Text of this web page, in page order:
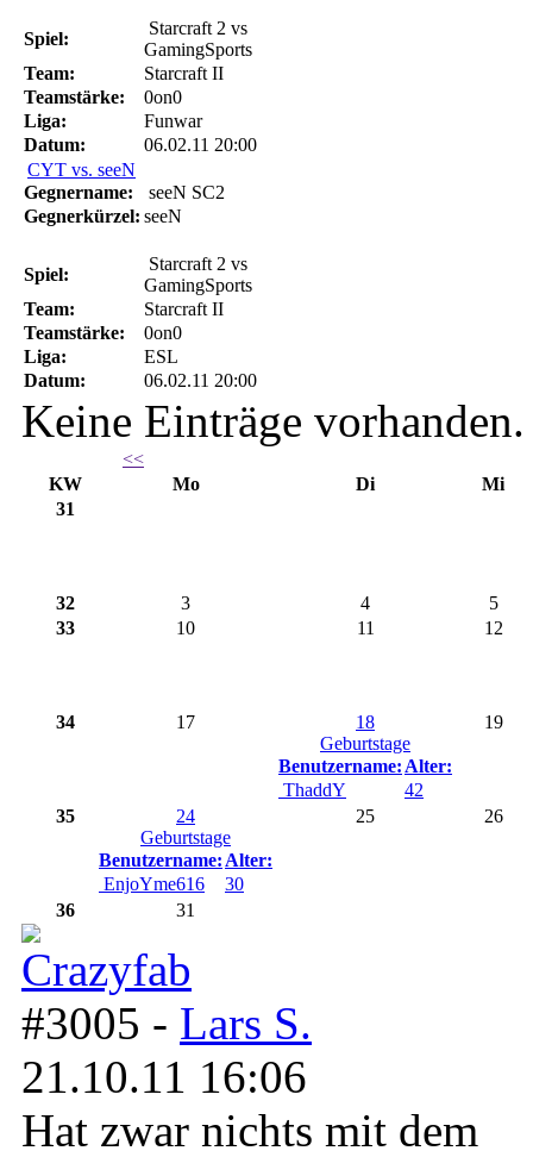
Spiel:
Starcraft 2 vs
GamingSports
Team:
Starcraft II
Teamstärke:
0on0
Liga:
Funwar
Datum:
06.02.11 20:00
CYT vs. seeN
Gegnername:
seeN SC2
Gegnerkürzel: seeN
Spiel:
Starcraft 2 vs
GamingSports
Team:
Starcraft II
Teamstärke:
0on0
Liga:
ESL
Datum:
06.02.11 20:00
Keine Einträge vorhanden.
<<
KW
Mo Di
Mi
31
32 3 4
5
33
10 11 12
34 17
18
Geburtstage
Benutzername: Alter:
ThaddY
42
19
35
24
Geburtstage
Benutzername: Alter:
EnjoYme616
30
25 26
36 31
#3005 - Lars S.
21.10.11 16:06
Hat zwar nichts mit dem